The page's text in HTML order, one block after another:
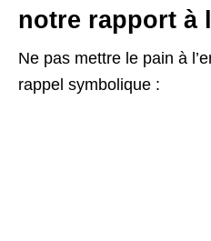
notre rapport à
Ne pas mettre le pain à
rappel symbolique :